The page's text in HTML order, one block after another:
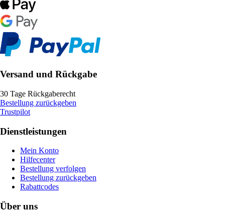
Versand und Rückgabe
30 Tage Rückgaberecht
Bestellung zurückgeben
Trustpilot
Dienstleistungen
Mein Konto
Hilfecenter
Bestellung verfolgen
Bestellung zurückgeben
Rabattcodes
Über uns